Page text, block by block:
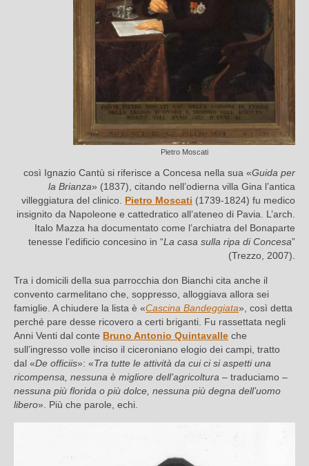
Pietro Moscati
così Ignazio Cantù si riferisce a Concesa nella sua «Guida per
la Brianza» (1837), citando nell’odierna villa Gina l’antica
villeggiatura del clinico. Pietro Moscati (1739-1824) fu medico
insignito da Napoleone e cattedratico all’ateneo di Pavia. L’arch.
Italo Mazza ha documentato come l’archiatra del Bonaparte
tenesse l’edificio concesino in “La casa sulla ripa di Concesa”
(Trezzo, 2007).
Tra i domicili della sua parrocchia don Bianchi cita anche il
convento carmelitano che, soppresso, alloggiava allora sei
famiglie. A chiudere la lista è «Cascina Bandeggiata», così detta
perché pare desse ricovero a certi briganti. Fu rassettata negli
Anni Venti dal conte Bruno Antonio Quintavalle che
sull’ingresso volle inciso il ciceroniano elogio dei campi, tratto
dal «De officiis»: «Tra tutte le attività da cui ci si aspetti una
ricompensa, nessuna è migliore dell’agricoltura – traduciamo –
nessuna più florida o più dolce, nessuna più degna dell’uomo
libero». Più che parole, echi.